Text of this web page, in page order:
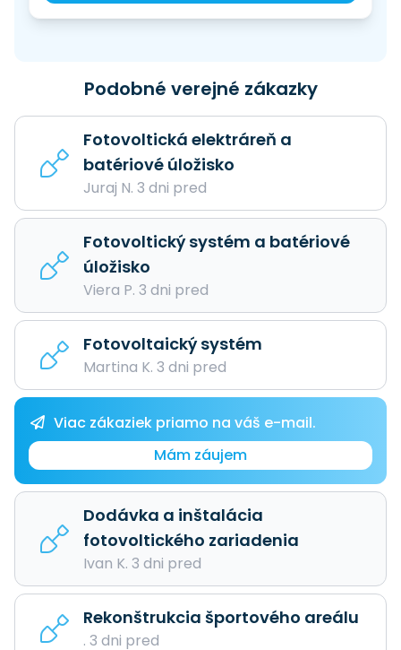
Podobné verejné zákazky
Fotovoltická elektráreň a
batériové úložisko
Juraj N. 3 dni pred
Fotovoltický systém a batériové
úložisko
Viera P. 3 dni pred
Fotovoltaický systém
Martina K. 3 dni pred
Viac zákaziek priamo na váš e-mail.
Mám záujem
Dodávka a inštalácia
fotovoltického zariadenia
Ivan K. 3 dni pred
Rekonštrukcia športového areálu
. 3 dni pred